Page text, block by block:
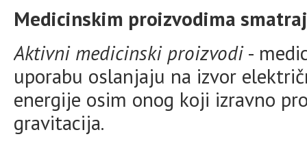
Medicinskim proizvodima
Aktivni medicinski proizvodi-
uporabu oslanjaju na izvor
energije osim onog koji izravno
gravitacija.